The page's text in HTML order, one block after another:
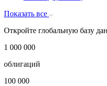
ОФЗ-АД (Россия)
ОФЗ-ПД (Россия)
Показать все
Откройте глобальную базу
1 000 000